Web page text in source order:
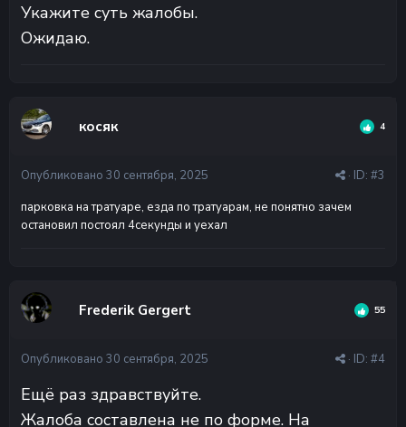
Укажите суть жалобы.
Ожидаю.
косяк 4
· ID: #3
Опубликовано 30 сентября, 2025
парковка на тратуаре, езда по тратуарам, не понятно зачем
остановил постоял 4секунды и уехал
Frederik Gergert 55
· ID: #4
Опубликовано 30 сентября, 2025
Ещё раз здравствуйте.
Жалоба составлена не по форме. На